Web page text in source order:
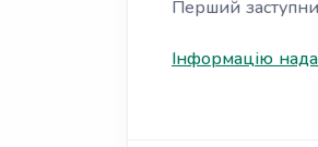
Перший
Інформацію